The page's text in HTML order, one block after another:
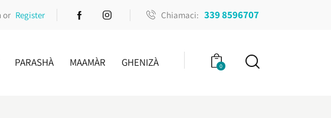
or Register Chiamaci: 339 8596707
PARASHÀ MAAMÀR GHENIZÀ 0